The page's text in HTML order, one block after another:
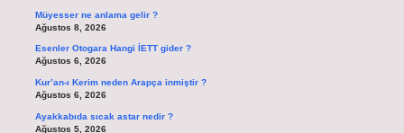
Müyesser ne anlama gelir ?
Ağustos 8, 2026
Esenler Otogara Hangi İETT gider ?
Ağustos 6, 2026
Kur’an-ı Kerim neden Arapça inmiştir ?
Ağustos 6, 2026
Ayakkabıda sıcak astar nedir ?
Ağustos 5, 2026